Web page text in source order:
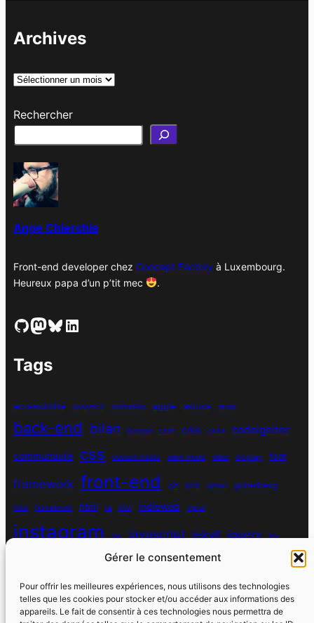
Gérer le consentement
Pour offrir les meilleures expériences, nous utilisons des technologies
telles que les cookies pour stocker et/ou accéder aux informations des
appareils. Le fait de consentir à ces technologies nous permettra de
Archives
A
c
e
s
Rechercher
Ange Chierchia
Front-end developer chez Concept Factoryà Luxembourg.
Heureux papa d’un p’tit mec
.
GitHub Mastodon Bluesky LinkedIn
Tags
accessibilité analytics animation apple astuce atom
back-end bilan bouton chat cms coda codeigniter
communauté css custom fields dark mode date display font
framework front-end git grid growl gutenberg
hike homebrew html ia ifttt indieweb input
instagram ios javascript jekyll jquery jsx
masonry media queries mysql navigation
personnel php pixel plugin print